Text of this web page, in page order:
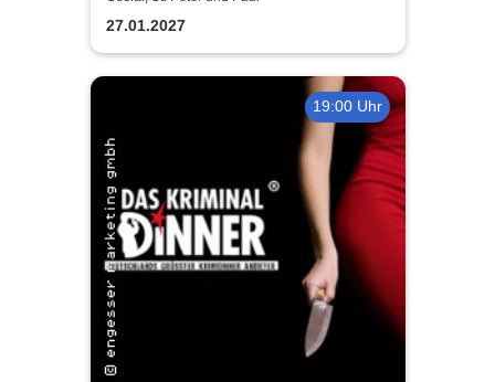
27.01.2027
19:00 Uhr